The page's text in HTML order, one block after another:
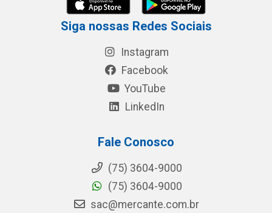
Siga nossas Redes Sociais
Instagram
Facebook
YouTube
LinkedIn
Fale Conosco
(75) 3604-9000
(75) 3604-9000
sac@mercante.com.br